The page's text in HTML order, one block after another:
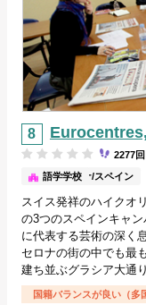
バルセロナ/スペイン
語学学校
2277回
スイス発祥のハイクオ
の3つのスペインキャ
に代表する芸術の深く
セロナの街の中でも最
建ち並ぶグラシア大通
国籍バランスが良い（多